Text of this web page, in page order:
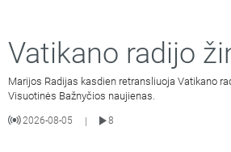
Vatikano radijo
Marijos Radijas kasdien retransliuoja Vatikano
Visuotinės Bažnyčios naujienas.
2026-08-05 |
8